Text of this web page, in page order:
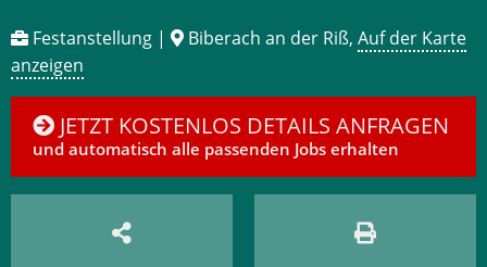
Festanstellung | Biberach an der Riß, Auf der Karte
anzeigen
JETZT KOSTENLOS DETAILS ANFRAGEN
und automatisch alle passenden Jobs erhalten